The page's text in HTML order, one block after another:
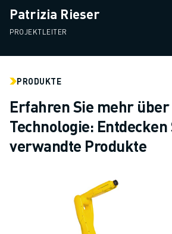
Patrizia Rieser
PROJEKTLEITER
PRODUKTE
Erfahren Sie mehr über
Technologie: Entdecken
verwandte Produkte